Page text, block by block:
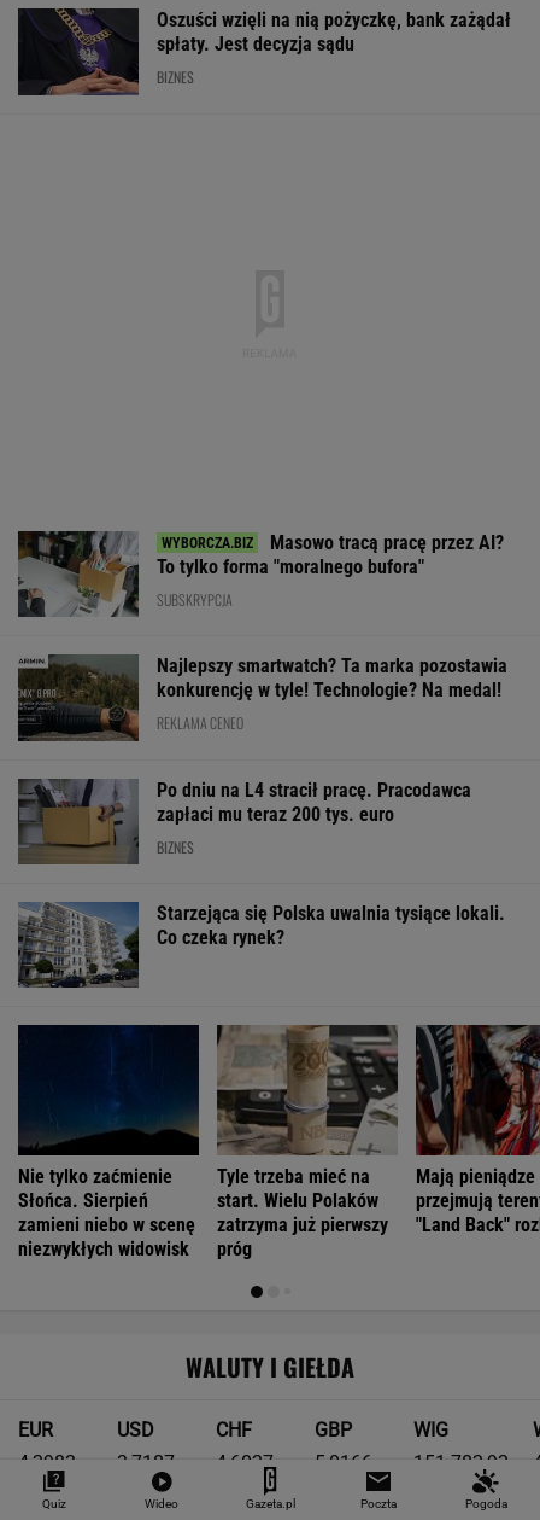
Oszuści wzięli na nią pożyczkę, bank zażądał
spłaty. Jest decyzja sądu
BIZNES
Masowo tracą pracę przez AI?
To tylko forma "moralnego bufora"
SUBSKRYPCJA
Najlepszy smartwatch? Ta marka pozostawia
konkurencję w tyle! Technologie? Na medal!
REKLAMA CENEO
Po dniu na L4 stracił pracę. Pracodawca
zapłaci mu teraz 200 tys. euro
BIZNES
Starzejąca się Polska uwalnia tysiące lokali.
Co czeka rynek?
Nie tylko zaćmienie
Słońca. Sierpień
zamieni niebo w scenę
niezwykłych widowisk
Tyle trzeba mieć na
start. Wielu Polaków
zatrzyma już pierwszy
próg
Mają pieniądze
przejmują
"Land Back"
WALUTY I GIEŁDA
EUR
4,2983
-0,09%
USD
3,7187
-0,41%
CHF
4,6027
0,15%
GBP
5,0166
-0,13%
WIG
151 782,92
-0,24%
Quiz Wideo Gazeta.pl Poczta Pogoda